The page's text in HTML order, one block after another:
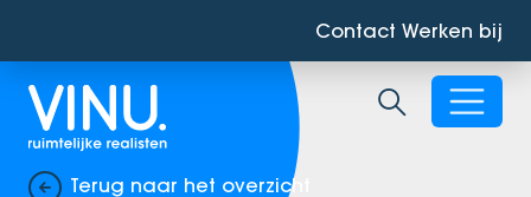
Contact Werken bij
Zoekbalk
Terug naar het overzicht